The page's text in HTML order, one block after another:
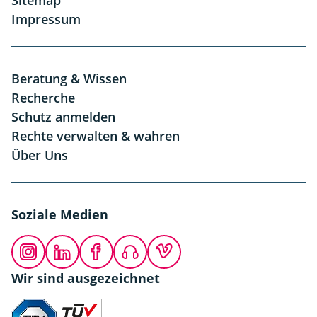
Impressum
Beratung & Wissen
Recherche
Schutz anmelden
Rechte verwalten & wahren
Über Uns
Soziale Medien
InstagramLinkedInFacebookPodcastVimeo
Wir sind ausgezeichnet